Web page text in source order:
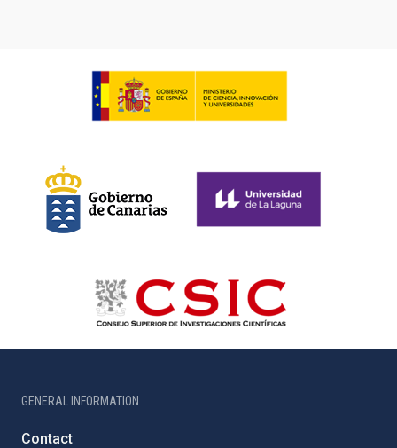
GENERAL INFORMATION
Contact